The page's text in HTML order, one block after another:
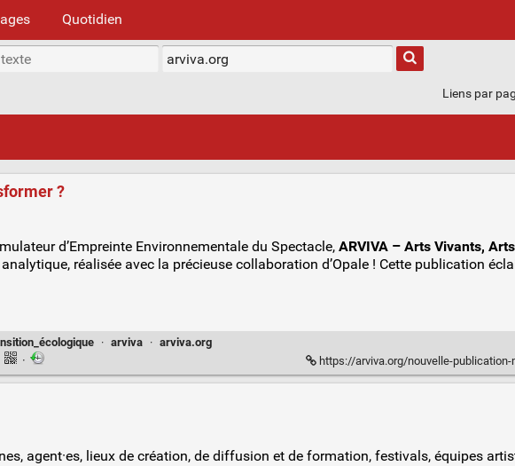
Quotidien
Liens par
?
d’Empreinte Environnementale du Spectacle, ARVIVA – Arts Vivants,
réalisée avec la précieuse collaboration d’Opale ! Cette publication
· arviva · arviva.org
· https://arviva.org/nouvelle-
agent·es, lieux de création, de diffusion et de formation, festivals, équipes